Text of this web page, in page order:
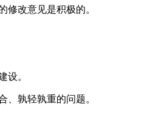
修改意见是积极的。
设。
、孰轻孰重的问题。